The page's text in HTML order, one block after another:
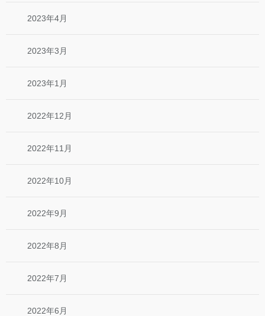
2023年4月
2023年3月
2023年1月
2022年12月
2022年11月
2022年10月
2022年9月
2022年8月
2022年7月
2022年6月